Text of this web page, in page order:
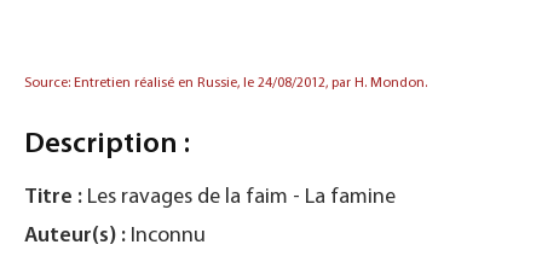
Source: Entretien réalisé en Russie, le 24/08/2012, par H. Mondon.
Description :
Titre : Les ravages de la faim - La famine
Auteur(s) : Inconnu